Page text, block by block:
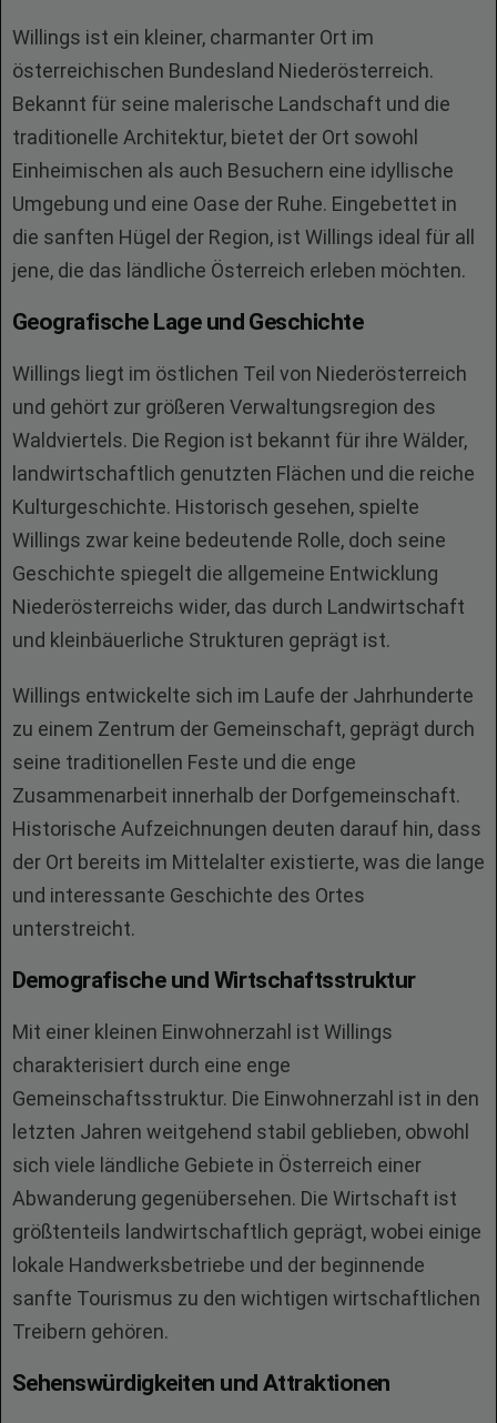
Willings ist ein kleiner, charmanter Ort im
österreichischen Bundesland Niederösterreich.
Bekannt für seine malerische Landschaft und die
traditionelle Architektur, bietet der Ort sowohl
Einheimischen als auch Besuchern eine idyllische
Umgebung und eine Oase der Ruhe. Eingebettet in
die sanften Hügel der Region, ist Willings ideal für all
jene, die das ländliche Österreich erleben möchten.
Geografische Lage und Geschichte
Willings liegt im östlichen Teil von Niederösterreich
und gehört zur größeren Verwaltungsregion des
Waldviertels. Die Region ist bekannt für ihre Wälder,
landwirtschaftlich genutzten Flächen und die reiche
Kulturgeschichte. Historisch gesehen, spielte
Willings zwar keine bedeutende Rolle, doch seine
Geschichte spiegelt die allgemeine Entwicklung
Niederösterreichs wider, das durch Landwirtschaft
und kleinbäuerliche Strukturen geprägt ist.
Willings entwickelte sich im Laufe der Jahrhunderte
zu einem Zentrum der Gemeinschaft, geprägt durch
seine traditionellen Feste und die enge
Zusammenarbeit innerhalb der Dorfgemeinschaft.
Historische Aufzeichnungen deuten darauf hin, dass
der Ort bereits im Mittelalter existierte, was die lange
und interessante Geschichte des Ortes
unterstreicht.
Demografische und Wirtschaftsstruktur
Mit einer kleinen Einwohnerzahl ist Willings
charakterisiert durch eine enge
Gemeinschaftsstruktur. Die Einwohnerzahl ist in den
letzten Jahren weitgehend stabil geblieben, obwohl
sich viele ländliche Gebiete in Österreich einer
Abwanderung gegenübersehen. Die Wirtschaft ist
größtenteils landwirtschaftlich geprägt, wobei einige
lokale Handwerksbetriebe und der beginnende
sanfte Tourismus zu den wichtigen wirtschaftlichen
Treibern gehören.
Sehenswürdigkeiten und Attraktionen